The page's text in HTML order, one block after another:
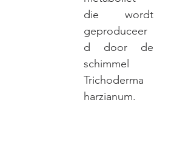
die wordt
geproduceer
d door de
schimmel
Trichoderma
harzianum.